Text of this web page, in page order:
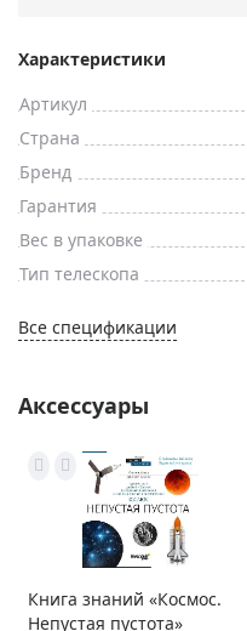
Характеристики
Артикул
Страна
Бренд
Гарантия
Вес в упаковке
Тип телескопа
Все спецификации
Аксессуары
Книга знаний «Космос.
Непустая пустота»